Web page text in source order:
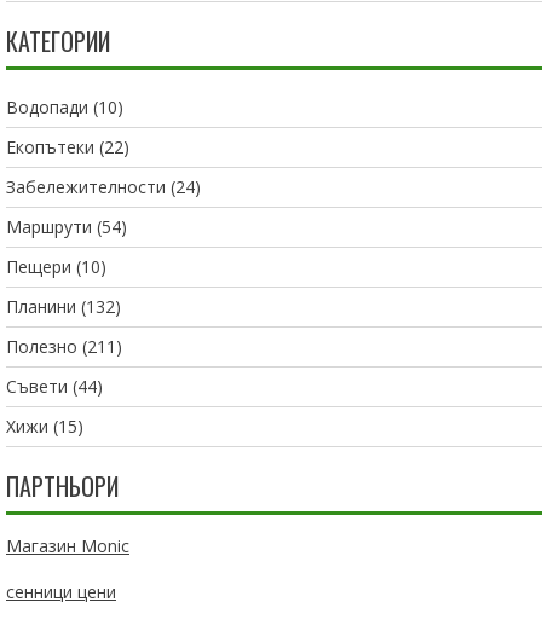
КАТЕГОРИИ
Водопади (10)
Екопътеки (22)
Забележителности (24)
Маршрути (54)
Пещери (10)
Планини (132)
Полезно (211)
Съвети (44)
Хижи (15)
ПАРТНЬОРИ
Магазин Monic
сенници цени